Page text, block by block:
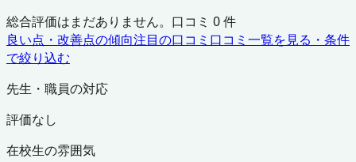
総合評価はまだありません。口コミ 0件
良い点・改善点の傾向注目の口コミ 口コミ一覧を見る・条件
で絞り込む
先生・職員の対応
評価なし
在校生の雰囲気